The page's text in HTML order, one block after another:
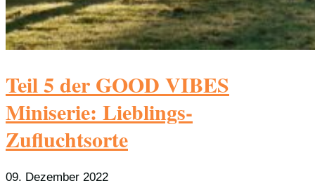
Teil 5 der GOOD VIBES
Miniserie: Lieblings-
Zufluchtsorte
09. Dezember 2022